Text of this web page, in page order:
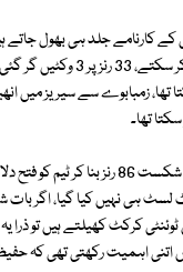
تھا۔
اس سے قبل دورئہ انگلینڈ میں تیسرے ٹی ٹوئنٹی
یہ ہے کہ 99 رنز کی اننگز کو تو شارٹ لسٹ
کرکٹ کھیلتے ہیں تو
اہمیت رکھتی تھی کہ حفیظ